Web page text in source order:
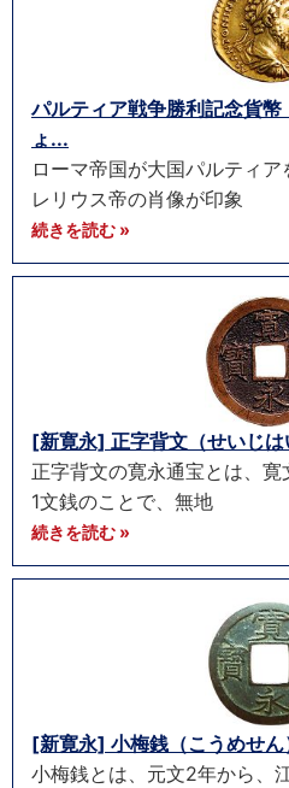
パルティア戦争勝利記念貨
ょ...
ローマ帝国が大国パルティ
レリウス帝の肖像が印象
続きを読む »
[新寛永] 正字背文（せいじ
正字背文の寛永通宝とは、
1文銭のことで、無地
続きを読む »
[新寛永] 小梅銭（こうめせん
小梅銭とは、元文2年から、